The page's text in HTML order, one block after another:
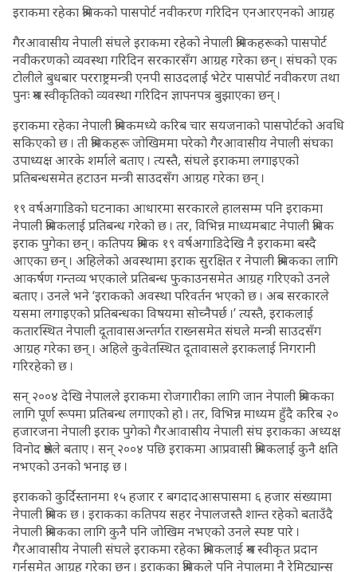
इराकमा रहेका श्रमिकको पासपोर्ट नवीकरण गरिदिन एनआरएनको आग्रह
गैरआवासीय नेपाली संघले इराकमा रहेको नेपाली श्रमिकहरूको पासपोर्ट
नवीकरणको व्यवस्था गरिदिन सरकारसँग आग्रह गरेका छन् । संघको एक
टोलीले बुधबार परराष्ट्रमन्त्री एनपी साउदलाई भेटेर पासपोर्ट नवीकरण तथा
पुनः श्रम स्वीकृतिको व्यवस्था गरिदिन ज्ञापनपत्र बुझाएका छन् ।
इराकमा रहेका नेपाली श्रमिकमध्ये करिब चार सयजनाको पासपोर्टको अवधि
सकिएको छ । ती श्रमिकहरू जोखिममा परेको गैरआवासीय नेपाली संघका
उपाध्यक्ष आरके शर्माले बताए । त्यस्तै, संघले इराकमा लगाइएको
प्रतिबन्धसमेत हटाउन मन्त्री साउदसँग आग्रह गरेका छन् ।
१९ वर्षअगाडिको घटनाका आधारमा सरकारले हालसम्म पनि इराकमा
नेपाली श्रमिकलाई प्रतिबन्ध गरेको छ । तर, विभिन्न माध्यमबाट नेपाली श्रमिक
इराक पुगेका छन् । कतिपय श्रमिक १९ वर्षअगाडिदेखि नै इराकमा बस्दै
आएका छन् । अहिलेको अवस्थामा इराक सुरक्षित र नेपाली श्रमिकका लागि
आकर्षण गन्तव्य भएकाले प्रतिबन्ध फुकाउनसमेत आग्रह गरिएको उनले
बताए । उनले भने ‘इराकको अवस्था परिवर्तन भएको छ । अब सरकारले
यसमा लगाइएको प्रतिबन्धका विषयमा सोच्नैपर्छ ।’ त्यस्तै, इराकलाई
कतारस्थित नेपाली दूतावासअन्तर्गत राख्नसमेत संघले मन्त्री साउदसँग
आग्रह गरेका छन् । अहिले कुवेतस्थित दूतावासले इराकलाई निगरानी
गरिरहेको छ ।
सन् २००४ देखि नेपालले इराकमा रोजगारीका लागि जान नेपाली श्रमिकका
लागि पूर्ण रूपमा प्रतिबन्ध लगाएको हो । तर, विभिन्न माध्यम हुँदै करिब २०
हजारजना नेपाली इराक पुगेको गैरआवासीय नेपाली संघ इराकका अध्यक्ष
विनोद श्रेष्ठले बताए । सन् २००४ पछि इराकमा आप्रवासी श्रमिकलाई कुनै क्षति
नभएको उनको भनाइ छ ।
इराकको कुर्दिस्तानमा १५ हजार र बगदादआसपासमा ६ हजार संख्यामा
नेपाली श्रमिक छ । इराकका कतिपय सहर नेपालजस्तै शान्त रहेको बताउँदै
नेपाली श्रमिकका लागि कुनै पनि जोखिम नभएको उनले स्पष्ट पारे ।
गैरआवासीय नेपाली संघले इराकमा रहेका श्रमिकलाई श्रम स्वीकृत प्रदान
गर्नसमेत आग्रह गरेका छन् । इराकका श्रमिकले पनि नेपालमा नै रेमिट्यान्स